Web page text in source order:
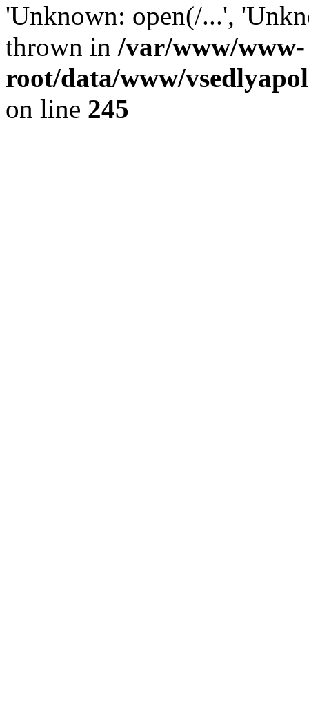
'Unknown: open(/...',
thrown in /var/www/www-
root/data/www/
on line 245